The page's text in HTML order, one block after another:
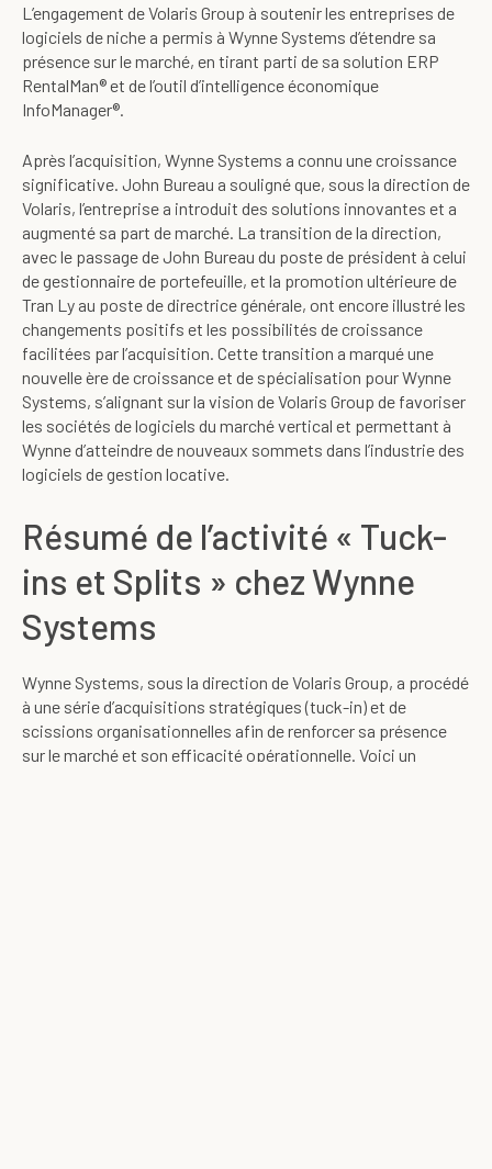
L’engagement de Volaris Group à soutenir les entreprises de
logiciels de niche a permis à Wynne Systems d’étendre sa
présence sur le marché, en tirant parti de sa solution ERP
RentalMan® et de l’outil d’intelligence économique
InfoManager®.
Après l’acquisition, Wynne Systems a connu une croissance
significative. John Bureau a souligné que, sous la direction de
Volaris, l’entreprise a introduit des solutions innovantes et a
augmenté sa part de marché. La transition de la direction,
avec le passage de John Bureau du poste de président à celui
de gestionnaire de portefeuille, et la promotion ultérieure de
Tran Ly au poste de directrice générale, ont encore illustré les
changements positifs et les possibilités de croissance
facilitées par l’acquisition. Cette transition a marqué une
nouvelle ère de croissance et de spécialisation pour Wynne
Systems, s’alignant sur la vision de Volaris Group de favoriser
les sociétés de logiciels du marché vertical et permettant à
Wynne d’atteindre de nouveaux sommets dans l’industrie des
logiciels de gestion locative.
Résumé de l’activité « Tuck-
ins et Splits » chez Wynne
Systems
Wynne Systems, sous la direction de Volaris Group, a procédé
à une série d’acquisitions stratégiques (tuck-in) et de
scissions organisationnelles afin de renforcer sa présence
sur le marché et son efficacité opérationnelle. Voici un